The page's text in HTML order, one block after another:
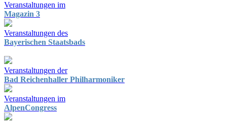
Veranstaltungen im
Magazin 3
Veranstaltungen des
Bayerischen Staatsbads
Veranstaltungen der
Bad Reichenhaller Philharmoniker
Veranstaltungen im
AlpenCongress